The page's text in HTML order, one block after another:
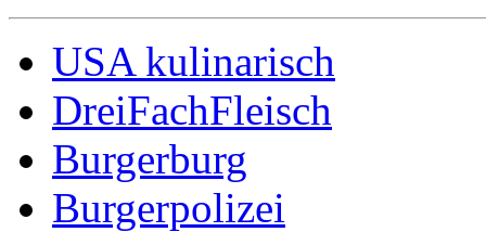
USA kulinarisch
DreiFachFleisch
Burgerburg
Burgerpolizei